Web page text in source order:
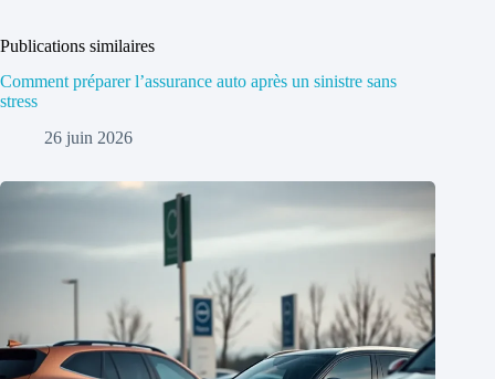
Publications similaires
Comment préparer l’assurance auto après un sinistre sans
stress
26 juin 2026